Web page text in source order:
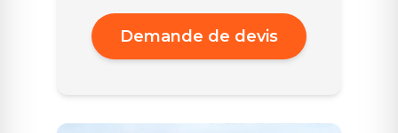
Demande de devis